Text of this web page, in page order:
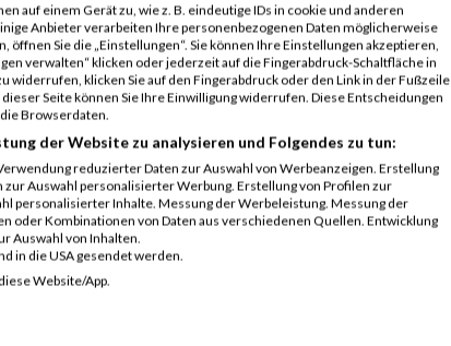
GER
00:42:22
GER
00:43:25
GER
00:43:37
GER
00:43:21
GER
00:43:24
GER
00:43:40
auf einem Gerät zu, wie z. B. eindeutige IDs in cookie und anderen
Anbieter verarbeiten Ihre personenbezogenen Daten möglicherweise
Sie die „Einstellungen“. Sie können Ihre Einstellungen akzeptieren,
verwalten“ klicken oder jederzeit auf die Fingerabdruck-Schaltfläche in
widerrufen, klicken Sie auf den Fingerabdruck oder den Link in der Fußzeile
Seite können Sie Ihre Einwilligung widerrufen. Diese Entscheidungen
Browserdaten.
der Website zu analysieren und Folgendes zu tun:
reduzierter Daten zur Auswahl von Werbeanzeigen. Erstellung
Auswahl personalisierter Werbung. Erstellung von Profilen zur
personalisierter Inhalte. Messung der Werbeleistung. Messung der
oder Kombinationen von Daten aus verschiedenen Quellen. Entwicklung
Auswahl von Inhalten.
in die USA gesendet werden.
Website/App.